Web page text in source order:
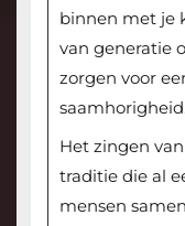
binnen met je
van generatie
zorgen voor
saamhorigheid.
Het zingen
traditie die al
mensen